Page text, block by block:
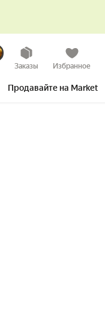
Заказы Избранное
Продавайте на Market